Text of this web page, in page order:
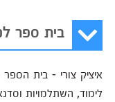
בית ספר
איציק צורי - בית הספר
לימוד, השתלמויות